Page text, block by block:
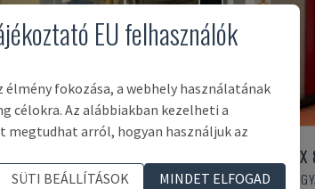
- ÁGYAS MARÓGÉP
RIGITRAX
KIHEUNG -
EU felhasználók
élmény fokozása, a webhely használatának
célokra. Az alábbiakban kezelheti a
arról, hogyan használjuk az
SÜTI BEÁLLÍTÁSOK
MINDET ELFOGAD